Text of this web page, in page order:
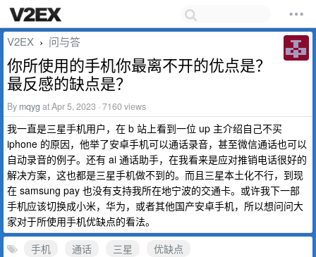
V2EX › 问与答
你所使用的手机你最离不开的优点是？
最反感的缺点是？
By mqyg at Apr 5, 2023 · 7160 views
我一直是三星手机用户，在 b 站上看到一位 up 主介绍自己不买
iphone 的原因，他举了安卓手机可以通话录音，甚至微信通话也可以
自动录音的例子。还有 ai 通话助手，在我看来是应对推销电话很好的
解决方案，这也都是三星手机做不到的。而且三星本土化不行，到现
在 samsung pay 也没有支持我所在地宁波的交通卡。或许我下一部
手机应该切换成小米，华为，或者其他国产安卓手机，所以想问问大
家对于所使用手机优缺点的看法。
手机
通话 三星
优缺点